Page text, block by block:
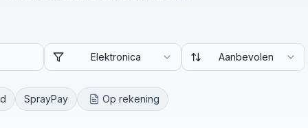
Elektronica Aanbevolen
SprayPay Op rekening